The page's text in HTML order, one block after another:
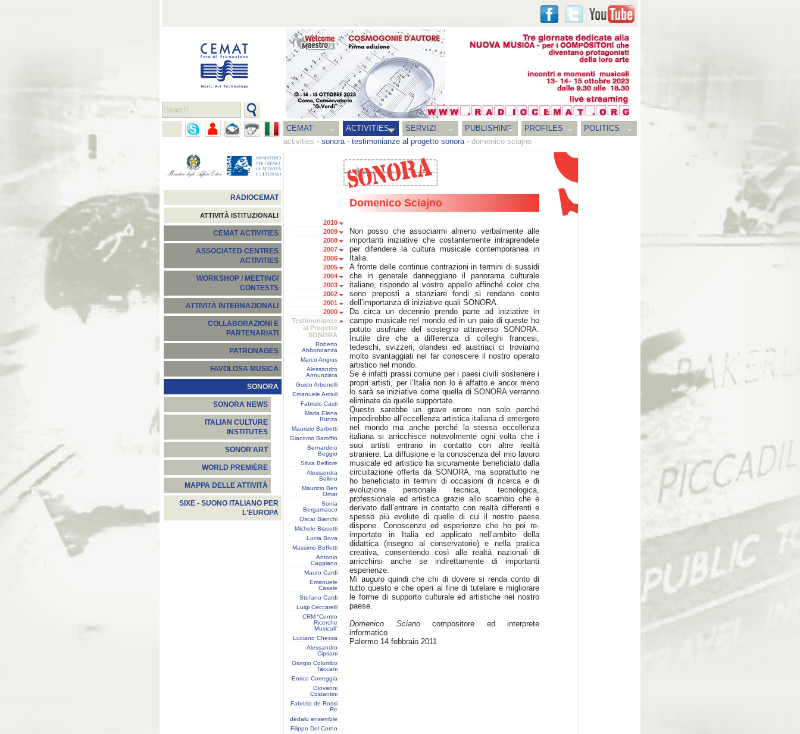
CEMAT ACTIVITIES SERVIZI PUBLISHING PROFILES
POLITICS
activities - sonora- testimonianze al progetto sonora- domenico sciajno
RADIOCEMAT
ATTIVITÀ ISTITUZIONALI
CEMAT ACTIVITIES
ASSOCIATED CENTRES
ACTIVITIES
WORKSHOP / MEETING/
CONTESTS
ATTIVITÀ INTERNAZIONALI
COLLABORAZIONI E
PARTENARIATI
PATRONAGES
FAVOLOSA MUSICA
SONORA
SONORA NEWS
ITALIAN CULTURE
INSTITUTES
SONOR'ART
WORLD PREMIÈRE
MAPPA DELLE ATTIVITÀ
SIXE - SUONO ITALIANO PER
L'EUROPA
2010
2009
2008
2007
2006
2005
2004
2003
2002
2001
2000
Testimonianze
al Progetto
SONORA
Roberto
Abbondanza
Marco Angius
Alessandro
Annunziata
Guido Arbonelli
Emanuele Arciuli
Fabrizio Casti
Maria Elena
Runza
Maurizio Barbetti
Giacomo Baroffio
Bernardino
Beggio
Silvia Belfiore
Alessandra
Bellino
Maurizio Ben
Omar
Sonia
Bergamasco
Oscar Bianchi
Michele Biasutti
Lucia Bova
Massimo Buffetti
Antonio
Caggiano
Mauro Cardi
Emanuele
Casale
Stefano Cardi
Luigi Ceccarelli
CRM “Centro
Ricerche
Musicali”
Luciano Chessa
Alessandro
Cipriani
Giorgio Colombo
Taccani
Enrico Correggia
Giovanni
Costantini
Fabrizio de Rossi
Re
dèdalo ensemble
Filippo Del Corno
Domenico Sciajno
Non posso che associarmi almeno verbalmente alle
importanti iniziative che costantemente intraprendete
per difendere la cultura musicale contemporanea in
Italia.
A fronte delle continue contrazioni in termini di sussidi
che in generale danneggiano il panorama culturale
italiano, rispondo al vostro appello affinché color che
sono preposti a stanziare fondi si rendano conto
dell’importanza di iniziative quali SONORA.
Da circa un decennio prendo parte ad iniziative in
campo musicale nel mondo ed in un paio di queste ho
potuto usufruire del sostegno attraverso SONORA.
Inutile dire che a differenza di colleghi francesi,
tedeschi, svizzeri, olandesi ed austriaci ci troviamo
molto svantaggiati nel far conoscere il nostro operato
artistico nel mondo.
Se è infatti prassi comune per i paesi civili sostenere i
propri artisti, per l’Italia non lo è affatto e ancor meno
lo sarà se iniziative come quella di SONORA verranno
eliminate da quelle supportate.
Questo sarebbe un grave errore non solo perché
impedirebbe all’eccellenza artistica italiana di emergere
nel mondo ma anche perché la stessa eccellenza
italiana si arricchisce notevolmente ogni volta che i
suoi artisti entrano in contatto con altre realtà
straniere. La diffusione e la conoscenza del mio lavoro
musicale ed artistico ha sicuramente beneficiato dalla
circuitazione offerta da SONORA, ma soprattutto ne
ho beneficiato in termini di occasioni di ricerca e di
evoluzione personale tecnica, tecnologica,
professionale ed artistica grazie allo scambio che è
derivato dall’entrare in contatto con realtà differenti e
spesso più evolute di quelle di cui il nostro paese
dispone. Conoscenze ed esperienze che ho poi re-
importato in Italia ed applicato nell’ambito della
didattica (insegno al conservatorio) e nella pratica
creativa, consentendo così alle realtà nazionali di
arricchirsi anche se indirettamente di importanti
esperienze.
Mi auguro quindi che chi di dovere si renda conto di
tutto questo e che operi al fine di tutelare e migliorare
le forme di supporto culturale ed artistiche nel nostro
paese.
Domenico Sciano compositore ed interprete
informatico
Palermo 14 febbraio 2011